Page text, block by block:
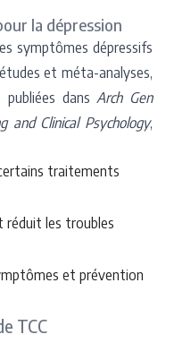
la dépression
symptômes dépressifs
et méta-analyses,
publiées dansArch Gen
and Clinical Psychology,
traitements
réduit les troubles
et prévention
TCC